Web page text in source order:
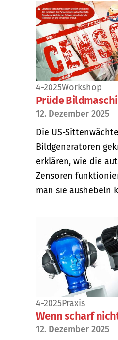
4-2025Workshop
Prüde
12. Dezember 2025
Die US-
Bildgeneratoren
erklären, wie die
Zensoren
man sie aushebeln
4-2025Praxis
Wenn scharf
12. Dezember 2025